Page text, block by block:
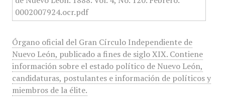
Órgano oficial del Gran Círculo Independiente de
Nuevo León, publicado a fines de siglo XIX. Contiene
información sobre el estado político de Nuevo León,
candidaturas, postulantes e información de políticos y
miembros de la élite.